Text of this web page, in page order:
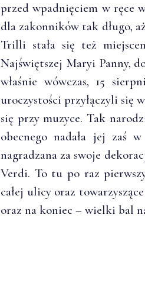
przed wpadnięciem w ręce
dla zakonników tak długo,
Trilli stała się też
Najświętszej Maryi Panny,
właśnie wówczas, 15
uroczystości przyłączyli się
się przy muzyce. Tak
obecnego nadała jej zaś
nagradzana za swoje
Verdi. To tu po raz
całej ulicy oraz
oraz na koniec – wielki bal